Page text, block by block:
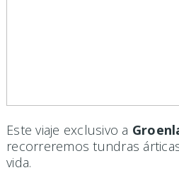
Este viaje exclusivo a
recorreremos tundras
vida.